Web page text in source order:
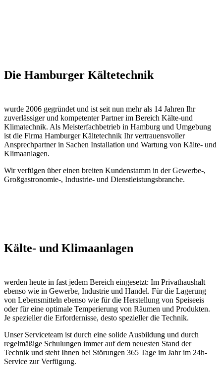
Die Hamburger Kältetechnik
wurde 2006 gegründet und ist seit nun mehr als 14 Jahren Ihr
zuverlässiger und kompetenter Partner im Bereich Kälte-und
Klimatechnik. Als Meisterfachbetrieb in Hamburg und Umgebung
ist die Firma Hamburger Kältetechnik Ihr vertrauensvoller
Ansprechpartner in Sachen Installation und Wartung von Kälte- und
Klimaanlagen.
Wir verfügen über einen breiten Kundenstamm in der Gewerbe-,
Großgastronomie-, Industrie- und Dienstleistungsbranche.
Kälte- und Klimaanlagen
werden heute in fast jedem Bereich eingesetzt: Im Privathaushalt
ebenso wie in Gewerbe, Industrie und Handel. Für die Lagerung
von Lebensmitteln ebenso wie für die Herstellung von Speiseeis
oder für eine optimale Temperierung von Räumen und Produkten.
Je spezieller die Erfordernisse, desto spezieller die Technik.
Unser Serviceteam ist durch eine solide Ausbildung und durch
regelmäßige Schulungen immer auf dem neuesten Stand der
Technik und steht Ihnen bei Störungen 365 Tage im Jahr im 24h-
Service zur Verfügung.